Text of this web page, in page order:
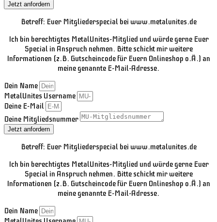
Jetzt anfordern
Betreff: Euer Mitgliederspecial bei www.metalunites.de
Ich bin berechtigtes MetalUnites-Mitglied und würde gerne Euer
Special in Anspruch nehmen. Bitte schickt mir weitere
Informationen (z.B. Gutscheincode für Euern Onlineshop o.Ä.) an
meine genannte E-Mail-Adresse.
Dein Name
MetalUnites Username
Deine E-Mail
Deine Mitgliedsnummer
Jetzt anfordern
Betreff: Euer Mitgliederspecial bei www.metalunites.de
Ich bin berechtigtes MetalUnites-Mitglied und würde gerne Euer
Special in Anspruch nehmen. Bitte schickt mir weitere
Informationen (z.B. Gutscheincode für Euern Onlineshop o.Ä.) an
meine genannte E-Mail-Adresse.
Dein Name